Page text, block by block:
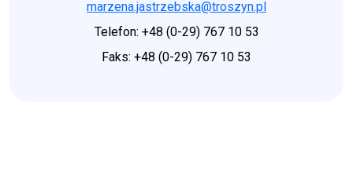
marzena.jastrzebska@troszyn.pl
Telefon: +48 (0-29) 767 10 53
Faks: +48 (0-29) 767 10 53